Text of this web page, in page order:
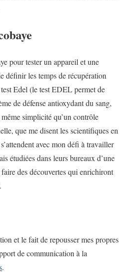
pour tester un appareil et une
définir les temps de récupération
test Edel (le test EDEL permet de
de défense antioxydant du sang,
simplicité qu’un contrôle
que me disent les scientifiques en
avec mon défi à travailler
étudiées dans leurs bureaux d’une
des découvertes qui enrichiront
et le fait de repousser mes propres
de communication à la
.